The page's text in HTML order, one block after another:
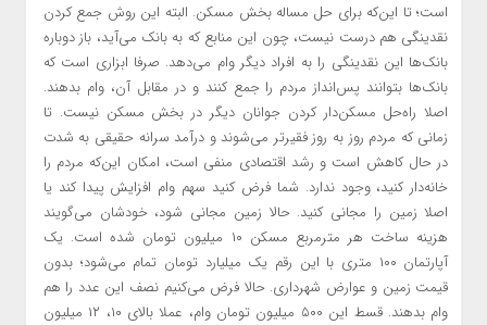
است؛ تا این‌که برای حل مساله بخش مسکن. البته این روش جمع کردن
نقدینگی هم درست نیست، چون این منابع که به بانک می‌آید، باز دوباره
بانک‌ها این نقدینگی را به افراد دیگر وام می‌دهد. صرفا ابزاری است که
بانک‌ها بتوانند پس‌انداز مردم را جمع کنند و در مقابل آن، وام بدهند.
اصلا راه‌حل مسکن‌دار کردن جوانان دیگر در بخش مسکن نیست. تا
زمانی که مردم روز به روز فقیرتر می‌شوند و درآمد سرانه حقیقی به شدت
در حال کاهش است و رشد اقتصادی منفی است، امکان این‌که مردم را
خانه‌دار کنید، وجود ندارد. شما فرض کنید سهم وام افزایش پیدا کند یا
اصلا زمین را مجانی کنید. حالا زمین مجانی شود، خودشان می‌گویند
هزینه ساخت هر مترمربع مسکن ۱۰ میلیون تومان شده است. یک
آپارتمان ۱۰۰ متری با این رقم یک میلیارد تومان تمام می‌شود؛ بدون
قیمت زمین و عوارض شهرداری. حالا فرض می‌کنیم نصف این عدد را هم
وام بدهند. قسط این ۵۰۰ میلیون تومان وام، عملا بالای ۱۰، ۱۲ میلیون